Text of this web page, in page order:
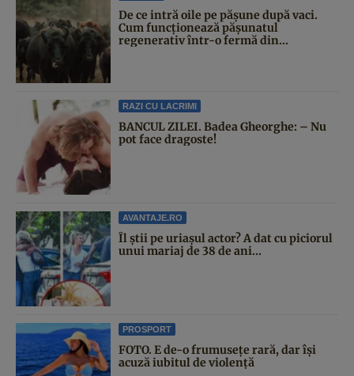
De ce intră oile pe pășune după vaci.
Cum funcționează pășunatul
regenerativ într-o fermă din...
RAZI CU LACRIMI
BANCUL ZILEI. Badea Gheorghe: – Nu
pot face dragoste!
AVANTAJE.RO
Îl știi pe uriașul actor? A dat cu piciorul
unui mariaj de 38 de ani...
PROSPORT
FOTO. E de-o frumusețe rară, dar își
acuză iubitul de violență